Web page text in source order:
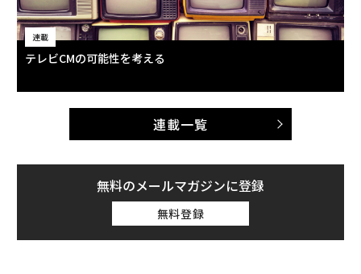
連載
テレビCMの可能性を考える
連載一覧
無料のメールマガジンに登録
無料登録